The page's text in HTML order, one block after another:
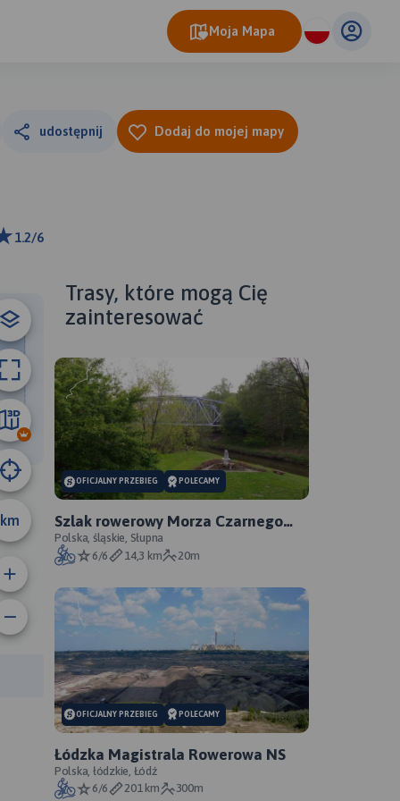
Moja Mapa
udostępnij Dodaj do mojej mapy
1.2/6
km
10 km
trasy:
Trasy, które mogą Cię
zainteresować
OFICJALNY PRZEBIEG POLECAMY
Szlak rowerowy Morza Czarnego
Sosnowiec - oficjalny przebieg
Polska, śląskie, Słupna
6/6
14,3 km 20m
OFICJALNY PRZEBIEG POLECAMY
Łódzka Magistrala Rowerowa NS
Polska, łódzkie, Łódź
6/6
201 km 300m